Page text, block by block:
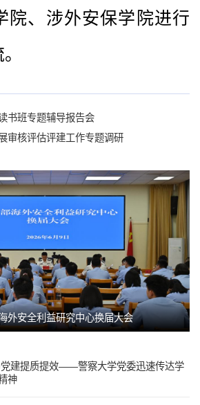
院、涉外安保学院进行
书班专题辅导报告会
审核评估评建工作专题调研
外安全利益研究中心换届大会
建提质提效——警察大学党委迅速传达学
神